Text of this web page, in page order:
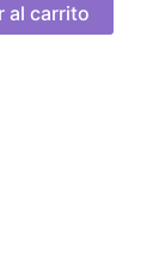
al carrito